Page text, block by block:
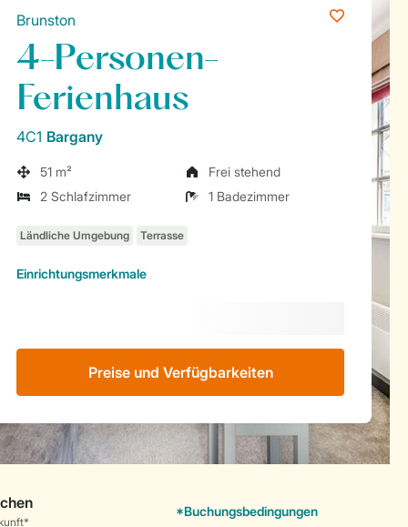
Brunston
4-Personen-
Ferienhaus
4C1 Bargany
51 m²
Frei stehend
2 Schlafzimmer
1 Badezimmer
Einrichtungsmerkmale
Preise und Verfügbarkeiten